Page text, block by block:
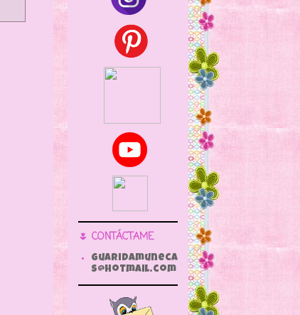
🌷 CONTÁCTAME
guaridamuneca
s@hotmail.com